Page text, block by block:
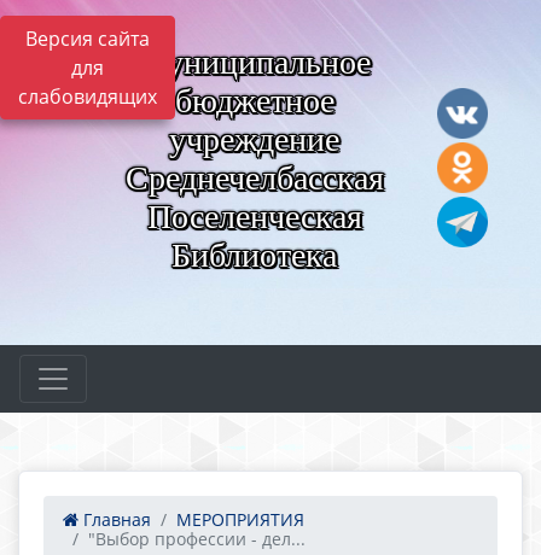
Версия сайта
для
слабовидящих
Муниципальное
бюджетное
учреждение
Среднечелбасская
Поселенческая
Библиотека
Главная
МЕРОПРИЯТИЯ
"Выбор профессии - дел...